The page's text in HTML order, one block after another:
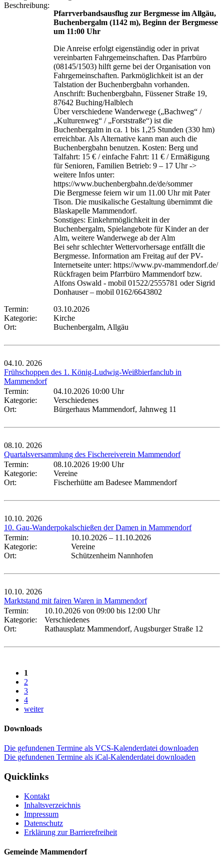
Beschreibung:
Pfarrverbandsausflug zur Bergmesse im Allgäu,
Buchenbergalm (1142 m), Beginn der Bergmesse
um 11:00 Uhr
Die Anreise erfolgt eigenständig oder in privat
vereinbarten Fahrgemeinschaften. Das Pfarrbüro
(08145/1503) hilft gerne bei der Organisation von
Fahrgemeinschaften. Parkmöglichkeit ist an der
Talstation der Buchenbergbahn vorhanden.
Anschrift: Buchenbergbahn, Füssener Straße 19,
87642 Buching/Halblech
Über verschiedene Wanderwege („Bachweg“ /
„Kulturenweg“ / „Forststraße“) ist die
Buchenbergalm in ca. 1 bis 1,25 Stunden (330 hm)
erreichbar. Als Alternative kann man auch die
Buchenbergbahn benutzen. Kosten: Berg und
Talfahrt: 15 € / einfache Fahrt: 11 € / Ermäßigung
für Senioren, Familien Betrieb: 9 – 17 Uhr ->
weitere Infos unter:
https://www.buchenbergbahn.de/de/sommer
Die Bergmesse feiern wir um 11.00 Uhr mit Pater
Tison. Die musikalische Gestaltung übernimmt die
Blaskapelle Mammendorf.
Sonstiges: Einkehrmöglichkeit in der
Buchenbergalm, Spielangebote für Kinder an der
Alm, weitere Wanderwege ab der Alm
Bei sehr schlechter Wettervorhersage entfällt die
Bergmesse. Information am Freitag auf der PV-
Internetseite unter: https://www.pv-mammendorf.de/
Rückfragen beim Pfarrbüro Mammendorf bzw.
Alfons Oswald - mobil 01522/2555781 oder Sigrid
Donhauser – mobil 0162/6643802
Termin:
03.10.2026
Kategorie:
Kirche
Ort:
Buchenbergalm, Allgäu
04.10. 2026
Frühschoppen des 1. König-Ludwig-Weißbierfanclub in
Mammendorf
Termin:
04.10.2026 10:00 Uhr
Kategorie:
Verschiedenes
Ort:
Bürgerhaus Mammendorf, Jahnweg 11
08.10. 2026
Quartalsversammlung des Fischereiverein Mammendorf
Termin:
08.10.2026 19:00 Uhr
Kategorie:
Vereine
Ort:
Fischerhütte am Badesee Mammendorf
10.10. 2026
10. Gau-Wanderpokalschießen der Damen in Mammendorf
Termin:
10.10.2026 – 11.10.2026
Kategorie:
Vereine
Ort:
Schützenheim Nannhofen
10.10. 2026
Marktstand mit fairen Waren in Mammendorf
Termin:
10.10.2026 von 09:00 bis 12:00 Uhr
Kategorie:
Verschiedenes
Ort:
Rathausplatz Mammendorf, Augsburger Straße 12
1
2
3
4
weiter
Downloads
Die gefundenen Termine als VCS-Kalenderdatei downloaden
Die gefundenen Termine als iCal-Kalenderdatei downloaden
Quicklinks
Kontakt
Inhaltsverzeichnis
Impressum
Datenschutz
Erklärung zur Barrierefreiheit
Gemeinde Mammendorf